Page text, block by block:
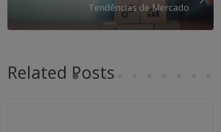
Tendências de Mercado
Related Posts